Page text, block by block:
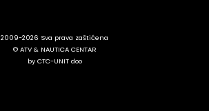
2009-2026 Sva prava zaštićena
© ATV & NAUTICA CENTAR
by CTC-UNIT doo